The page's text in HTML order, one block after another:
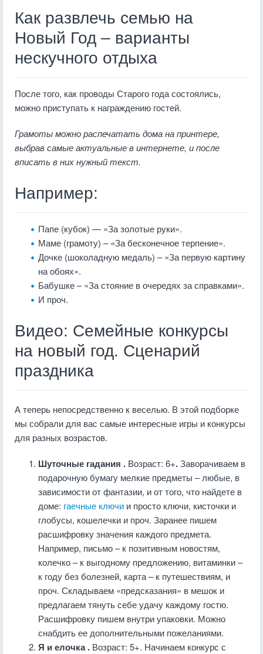
Как развлечь семью на
Новый Год – варианты
нескучного отдыха
После того, как проводы Старого года состоялись,
можно приступать к награждению гостей.
Грамоты можно распечатать дома на принтере,
выбрав самые актуальные в интернете, и после
вписать в них нужный текст.
Например:
Папе (кубок) — «За золотые руки».
Маме (грамоту) – «За бесконечное терпение».
Дочке (шоколадную медаль) – «За первую картину
на обоях».
Бабушке – «За стояние в очередях за справками».
И проч.
Видео: Семейные конкурсы
на новый год. Сценарий
праздника
А теперь непосредственно к веселью. В этой подборке
мы собрали для вас самые интересные игры и конкурсы
для разных возрастов.
Шуточные гадания . Возраст: 6+.Заворачиваем в
подарочную бумагу мелкие предметы – любые, в
зависимости от фантазии, и от того, что найдете в
доме: гаечные ключи и просто ключи, кисточки и
глобусы, кошелечки и проч. Заранее пишем
расшифровку значения каждого предмета.
Например, письмо – к позитивным новостям,
колечко – к выгодному предложению, витаминки –
к году без болезней, карта – к путешествиям, и
проч. Складываем «предсказания» в мешок и
предлагаем тянуть себе удачу каждому гостю.
Расшифровку пишем внутри упаковки. Можно
снабдить ее дополнительными пожеланиями.
Я и елочка . Возраст: 5+. Начинаем конкурс с